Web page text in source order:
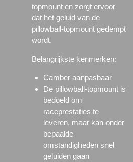
topmount en zorgt ervoor
dat het geluid van de
pillowball-topmount gedempt
wordt.
Belangrijkste kenmerken:
Camber aanpasbaar
De pillowball-topmount is
bedoeld om
raceprestaties te
leveren, maar kan onder
bepaalde
omstandigheden snel
geluiden gaan